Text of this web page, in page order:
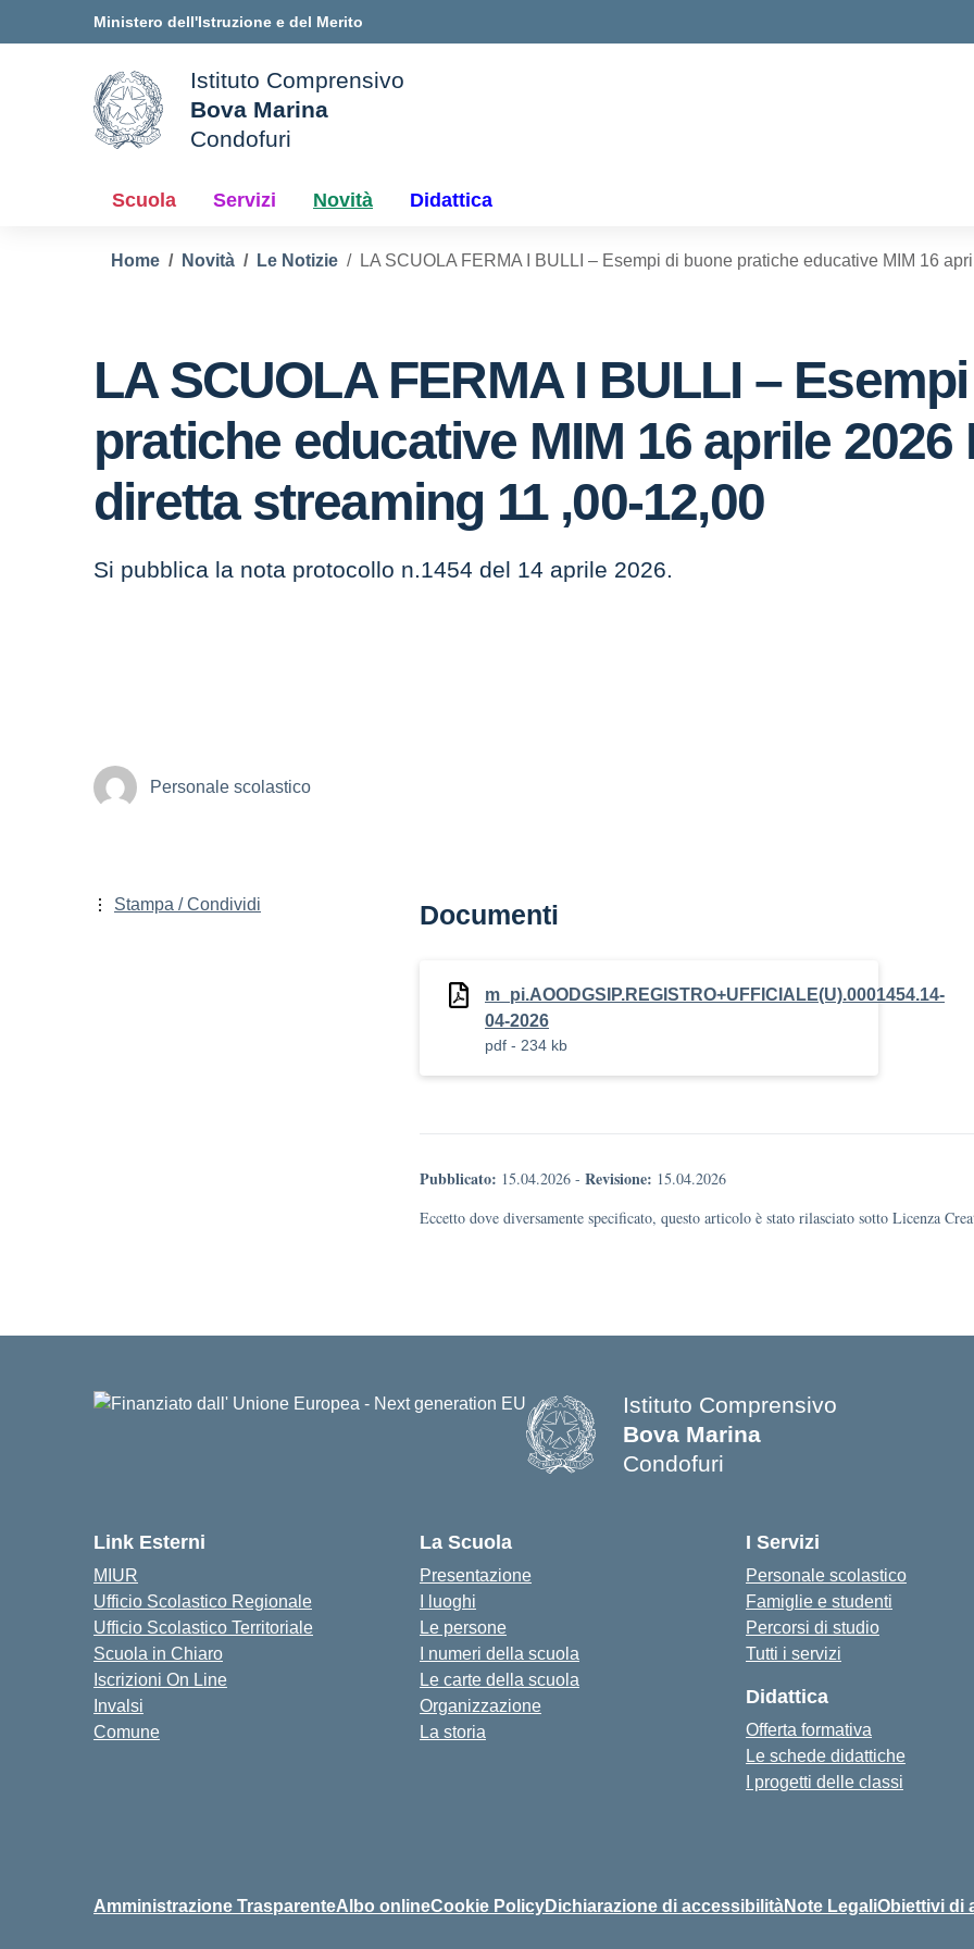
Ministero dell'Istruzione e del Merito
della scuola
Istituto Comprensivo
Bova Marina
Condofuri
Scuola Servizi Novità Didattica
Home Novità Le Notizie LA SCUOLA FERMA I BULLI – Esempi di buone pratiche educative MIM 16
LA SCUOLA FERMA I BULLI –
pratiche educative MIM 16 aprile 2026
diretta streaming 11 ,00-12,00
Si pubblica la nota protocollo n.1454 del 14 aprile 2026.
Personale scolastico
Documenti
m_pi.AOODGSIP.REGISTRO+UFFICIALE(U).0001454.14-
04-2026
pdf - 234 kb
Pubblicato: 15.04.2026 - Revisione: 15.04.2026
Eccetto dove diversamente specificato, questo articolo è stato rilasciato sotto Licenza
Stampa / Condividi
Istituto Comprensivo
Bova Marina
Condofuri
Link Esterni
MIUR
Ufficio Scolastico Regionale
Ufficio Scolastico Territoriale
Scuola in Chiaro
Iscrizioni On Line
Invalsi
Comune
La Scuola
Presentazione
I luoghi
Le persone
I numeri della scuola
Le carte della scuola
Organizzazione
La storia
I Servizi
Personale scolastico
Famiglie e studenti
Percorsi di studio
Tutti i servizi
Didattica
Offerta formativa
Le schede didattiche
I progetti delle classi
Amministrazione TrasparenteAlbo onlineCookie PolicyDichiarazione di accessibilitàNote LegaliObiettivi di